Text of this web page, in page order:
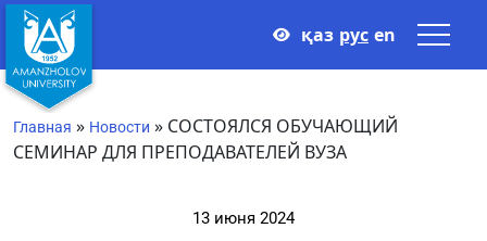
қаз рус en
Главная » Новости » СОСТОЯЛСЯ ОБУЧАЮЩИЙ
СЕМИНАР ДЛЯ ПРЕПОДАВАТЕЛЕЙ ВУЗА
13 июня 2024